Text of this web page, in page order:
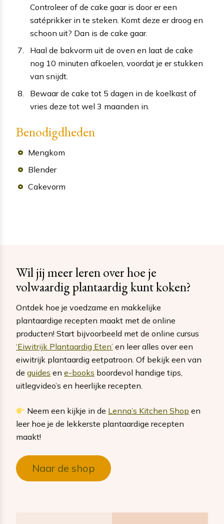
Controleer of de cake gaar is door er een
satéprikker in te steken. Komt deze er droog en
schoon uit? Dan is de cake gaar.
Haal de bakvorm uit de oven en laat de cake
nog 10 minuten afkoelen, voordat je er stukken
van snijdt.
Bewaar de cake tot 5 dagen in de koelkast of
vries deze tot wel 3 maanden in.
Benodigdheden
Mengkom
Blender
Cakevorm
Wil jij meer leren over hoe je
volwaardig plantaardig kunt koken?
Ontdek hoe je voedzame en makkelijke
plantaardige recepten maakt met de online
producten! Start bijvoorbeeld met de online cursus
‘Eiwitrijk Plantaardig Eten’ en leer alles over een
eiwitrijk plantaardig eetpatroon. Of bekijk een van
de guides en e-books boordevol handige tips,
uitlegvideo’s en heerlijke recepten.
Neem een kijkje in de Lenna’s Kitchen Shop en
leer hoe je de lekkerste plantaardige recepten
maakt!
Naar de shop